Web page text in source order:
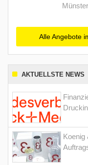
Münster
Alle Angebote
AKTUELLSTE NEWS
Koenig